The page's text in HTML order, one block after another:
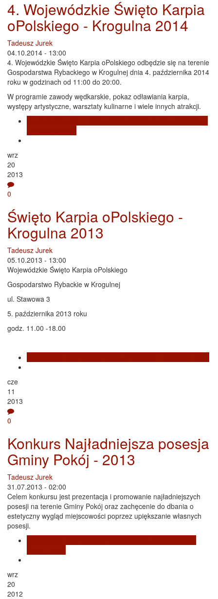
4. Wojewódzkie Święto Karpia
oPolskiego - Krogulna 2014
Tadeusz Jurek
04.10.2014 - 13:00
4. Wojewódzkie Święto Karpia oPolskiego odbędzie się na terenie
Gospodarstwa Rybackiego w Krogulnej dnia 4. października 2014
roku w godzinach od 11:00 do 20:00.
W programie zawody wędkarskie, pokaz odławiania karpia,
występy artystyczne, warsztaty kulinarne i wiele innych atrakcji.
wrz
20
2013
0
Święto Karpia oPolskiego -
Krogulna 2013
Tadeusz Jurek
05.10.2013 - 13:00
Wojewódzkie Święto Karpia oPolskiego
Gospodarstwo Rybackie w Krogulnej
ul. Stawowa 3
5. października 2013 roku
godz. 11.00 -18.00
cze
11
2013
0
Konkurs Najładniejsza posesja
Gminy Pokój - 2013
Tadeusz Jurek
31.07.2013 - 02:00
Celem konkursu jest prezentacja i promowanie najładniejszych
posesji na terenie Gminy Pokój oraz zachęcenie do dbania o
estetyczny wygląd miejscowości poprzez upiększanie własnych
posesji.
wrz
20
2012